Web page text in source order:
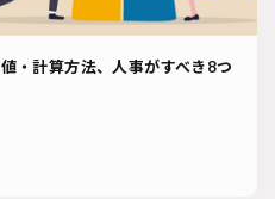
・計算方法、人事がすべき8つ